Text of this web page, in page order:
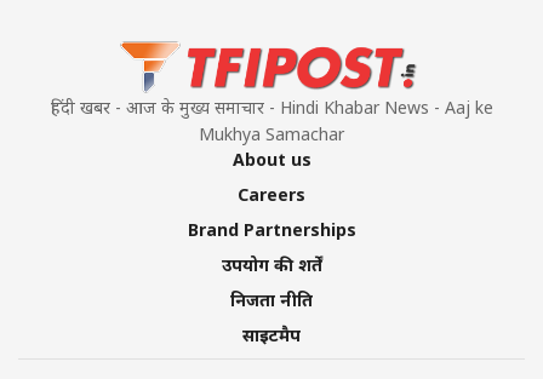
हिंदी खबर - आज के मुख्य समाचार - Hindi Khabar News - Aaj ke
Mukhya Samachar
About us
Careers
Brand Partnerships
उपयोग की शर्तें
निजता नीति
साइटमैप